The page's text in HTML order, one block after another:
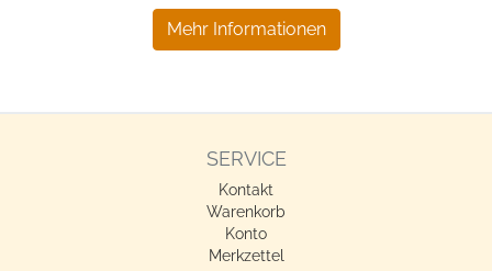
Mehr Informationen
SERVICE
Kontakt
Warenkorb
Konto
Merkzettel